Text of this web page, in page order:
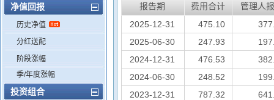
净值回报
历史净值
分红送配
阶段涨幅
季/年度涨幅
投资组合
报告期 费用合计
管理人
2025-12-31
475.10
2025-06-30
247.93
2024-12-31
476.53
2024-06-30
248.52
2023-12-31
787.32